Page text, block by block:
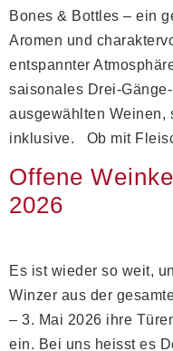
Bones & Bottles – ein
Aromen und
entspannter
saisonales Drei-
ausgewählten Weinen,
inklusive. Ob mit
Offene
2026
Es ist wieder so weit,
Winzer aus der
– 3. Mai 2026 ihre
ein. Bei uns heisst es